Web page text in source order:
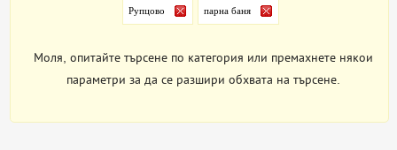
Рупцово парна баня
Моля, опитайте търсене по категория или премахнете някои
параметри за да се разшири обхвата на търсене.